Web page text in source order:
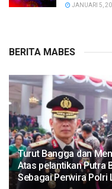
JANUARI 5,
BERITA MABES
Turut Bangga dan
Atas pelantikan Putra
Sebagai Perwira Polri